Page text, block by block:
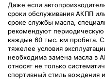
Даже если
сроки обслуживания АКПП
сроке службы масла,
рекомендуют периодическую
каждые 60 тыс. км пробега.
тяжелее условия
необходима замена масла в
относят не только
спортивный стиль вождения